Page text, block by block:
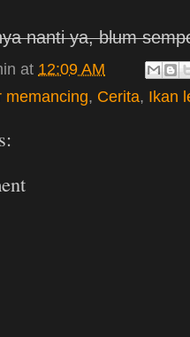
nanti ya, blum
at 12:09 AM
memancing, Cerita, Ikan